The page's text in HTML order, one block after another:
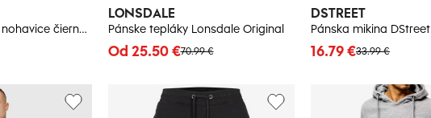
Pánske teplákové nohavice čierne Dstreet
LONSDALE
Pánske tepláky Lonsdale Original
70.99 €
Od 25.50 €
DSTREET
Pánska mikina DStreet
33.99 €
16.79 €